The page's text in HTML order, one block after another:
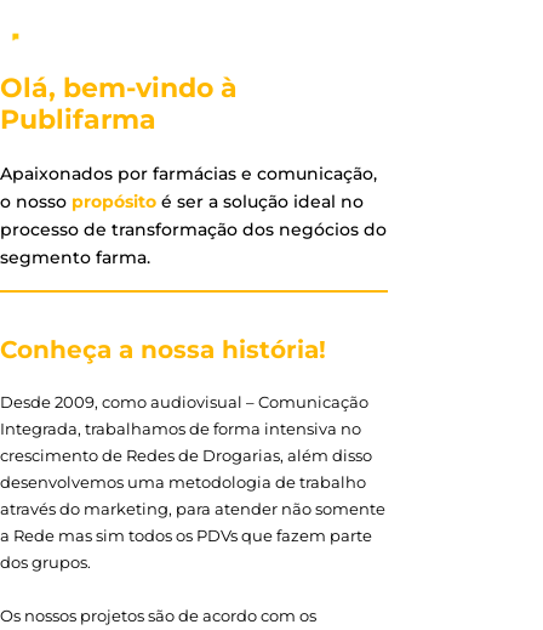
Olá, bem-vindo à
Publifarma
Apaixonados por farmácias e comunicação,
o nosso propósito é ser a solução ideal no
processo de transformação dos negócios do
segmento farma.
Conheça a nossa história!
Desde 2009, como audiovisual – Comunicação
Integrada, trabalhamos de forma intensiva no
crescimento de Redes de Drogarias, além disso
desenvolvemos uma metodologia de trabalho
através do marketing, para atender não somente
a Rede mas sim todos os PDVs que fazem parte
dos grupos.
Os nossos projetos são de acordo com os